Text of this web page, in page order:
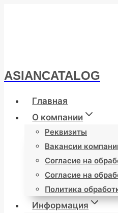
ASIANCATALOG
Главная
О компании
Реквизиты
Вакансии
Согласие на
Согласие на
Политика
Информация